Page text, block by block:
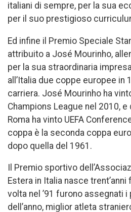
italiani di sempre, per la sua
per il suo prestigioso
Ed infine il Premio Speciale
attribuito a José Mourinho,
per la sua straordinaria
all’Italia due coppe europee in
carriera. José Mourinho ha
Champions League nel 2010, e
Roma ha vinto UEFA
coppa è la seconda coppa
dopo quella del 1961.
Il Premio sportivo
Estera in Italia nasce
volta nel ’91 furono assegnati
dell’anno, miglior atleta